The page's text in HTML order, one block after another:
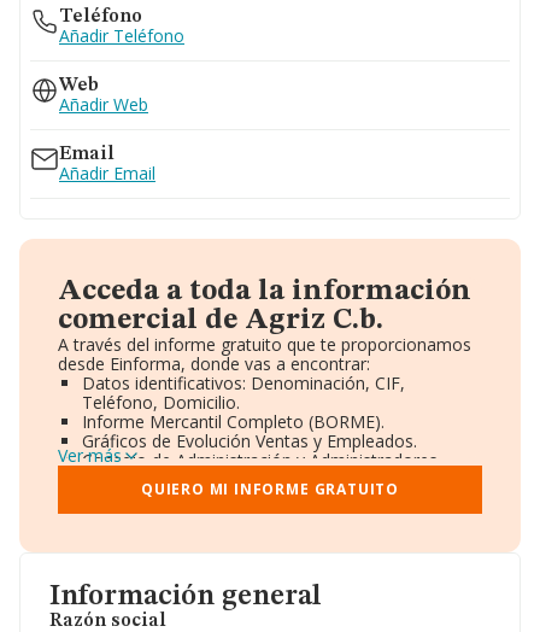
Información general
Razón social
Teléfono
Añadir Teléfono
Web
Añadir Web
Email
Añadir Email
Acceda a toda la información
comercial de Agriz C.b.
A través del informe gratuito que te proporcionamos
desde Einforma, donde vas a encontrar:
Datos identificativos: Denominación, CIF,
Teléfono, Domicilio.
Informe Mercantil Completo (BORME).
Gráficos de Evolución Ventas y Empleados.
Consejo de Administración y Administradores.
Directivos y Ejecutivos.
Accionistas.
Participaciones y Vinculaciones en otras empresas.
Información oficial y registral complementaria.
Ver más
QUIERO MI INFORME GRATUITO